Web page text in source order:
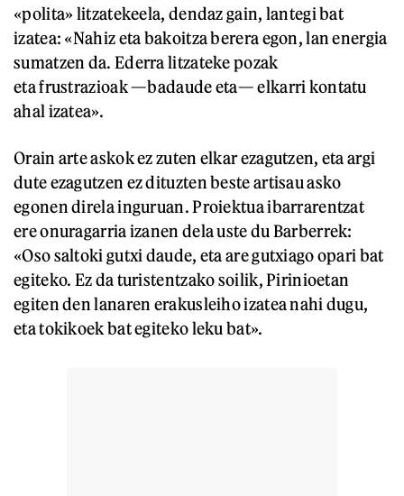
«polita» litzatekeela, dendaz gain, lantegi bat
izatea: «Nahiz eta bakoitza berera egon, lan energia
sumatzen da. Ederra litzateke pozak
eta frustrazioak —badaude eta— elkarri kontatu
ahal izatea».
Orain arte askok ez zuten elkar ezagutzen, eta argi
dute ezagutzen ez dituzten beste artisau asko
egonen direla inguruan. Proiektua ibarrarentzat
ere onuragarria izanen dela uste du Barberrek:
«Oso saltoki gutxi daude, eta are gutxiago opari bat
egiteko. Ez da turistentzako soilik, Pirinioetan
egiten den lanaren erakusleiho izatea nahi dugu,
eta tokikoek bat egiteko leku bat».